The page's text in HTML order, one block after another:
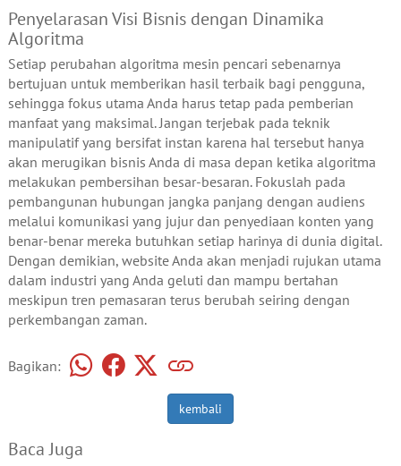
Penyelarasan Visi Bisnis dengan Dinamika
Algoritma
Setiap perubahan algoritma mesin pencari sebenarnya
bertujuan untuk memberikan hasil terbaik bagi pengguna,
sehingga fokus utama Anda harus tetap pada pemberian
manfaat yang maksimal. Jangan terjebak pada teknik
manipulatif yang bersifat instan karena hal tersebut hanya
akan merugikan bisnis Anda di masa depan ketika algoritma
melakukan pembersihan besar-besaran. Fokuslah pada
pembangunan hubungan jangka panjang dengan audiens
melalui komunikasi yang jujur dan penyediaan konten yang
benar-benar mereka butuhkan setiap harinya di dunia digital.
Dengan demikian, website Anda akan menjadi rujukan utama
dalam industri yang Anda geluti dan mampu bertahan
meskipun tren pemasaran terus berubah seiring dengan
perkembangan zaman.
Bagikan:
kembali
Baca Juga